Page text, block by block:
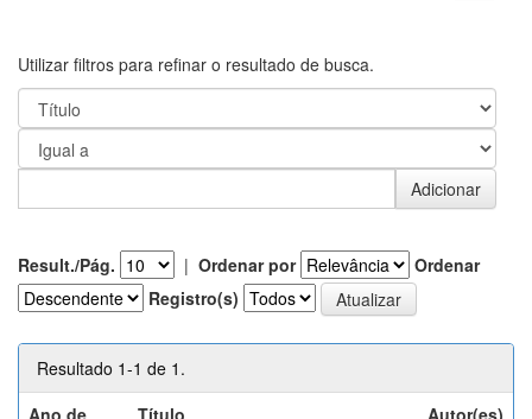
Utilizar filtros para refinar o resultado de busca.
Result./Pág. | Ordenar por
Ordenar
Registro(s)
Resultado 1-1 de 1.
Ano de
Título Autor(es)